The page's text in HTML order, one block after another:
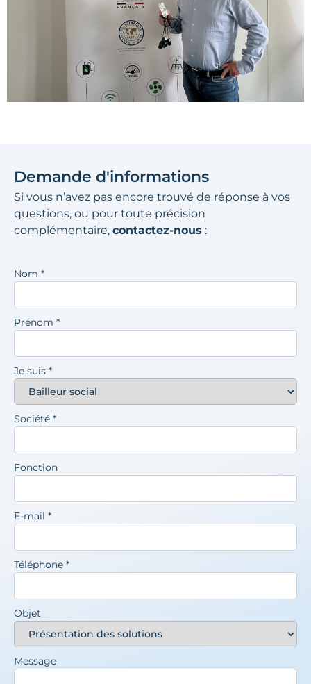
Demande d'informations
Si vous n’avez pas encore trouvé de réponse à vos
questions, ou pour toute précision
complémentaire, contactez-nous :
Nom *
Prénom *
Je suis *
Société *
Fonction
E-mail *
Téléphone *
Objet
Message